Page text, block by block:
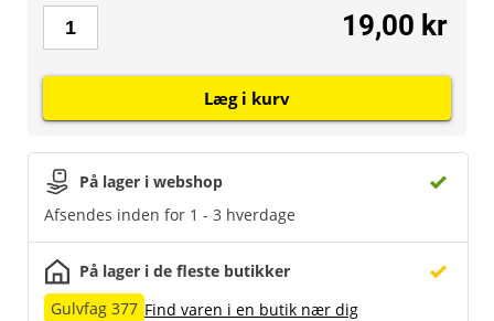
På lager i webshop
Afsendes inden for 1 - 3 hverdage
På lager i de fleste butikker
Gulvfag 377 Find varen i en butik nær dig
19,00 kr
Læg i kurv